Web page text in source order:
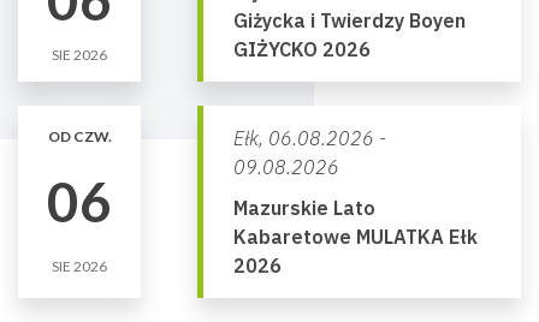
SIE 2026
Giżycka i Twierdzy Boyen
GIŻYCKO 2026
OD CZW.
06
SIE 2026
Ełk, 06.08.2026 -
09.08.2026
Mazurskie Lato
Kabaretowe MULATKA Ełk
2026